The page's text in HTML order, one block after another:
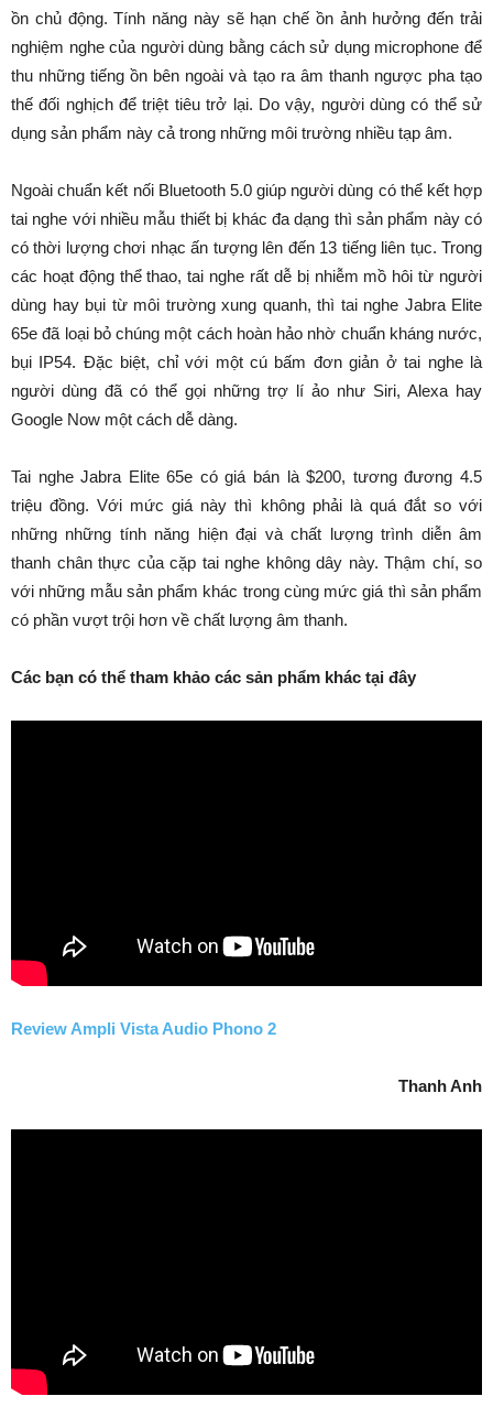
ồn chủ động. Tính năng này sẽ hạn chế ồn ảnh hưởng đến trải
nghiệm nghe của người dùng bằng cách sử dụng microphone để
thu những tiếng ồn bên ngoài và tạo ra âm thanh ngược pha tạo
thế đối nghịch để triệt tiêu trở lại. Do vậy, người dùng có thể sử
dụng sản phẩm này cả trong những môi trường nhiều tạp âm.
Ngoài chuẩn kết nối Bluetooth 5.0 giúp người dùng có thể kết hợp
tai nghe với nhiều mẫu thiết bị khác đa dạng thì sản phẩm này có
có thời lượng chơi nhạc ấn tượng lên đến 13 tiếng liên tục. Trong
các hoạt động thể thao, tai nghe rất dễ bị nhiễm mồ hôi từ người
dùng hay bụi từ môi trường xung quanh, thì tai nghe Jabra Elite
65e đã loại bỏ chúng một cách hoàn hảo nhờ chuẩn kháng nước,
bụi IP54. Đặc biệt, chỉ với một cú bấm đơn giản ở tai nghe là
người dùng đã có thể gọi những trợ lí ảo như Siri, Alexa hay
Google Now một cách dễ dàng.
Tai nghe Jabra Elite 65e có giá bán là $200, tương đương 4.5
triệu đồng. Với mức giá này thì không phải là quá đắt so với
những những tính năng hiện đại và chất lượng trình diễn âm
thanh chân thực của cặp tai nghe không dây này. Thậm chí, so
với những mẫu sản phẩm khác trong cùng mức giá thì sản phẩm
có phần vượt trội hơn về chất lượng âm thanh.
Các bạn có thể tham khảo các sản phẩm khác tại đây
Review Ampli Vista Audio Phono 2
Thanh Anh